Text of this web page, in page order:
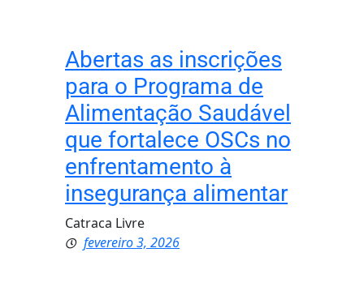
Abertas as inscrições
para o Programa de
Alimentação Saudável
que fortalece OSCs no
enfrentamento à
insegurança alimentar
Catraca Livre
fevereiro 3, 2026